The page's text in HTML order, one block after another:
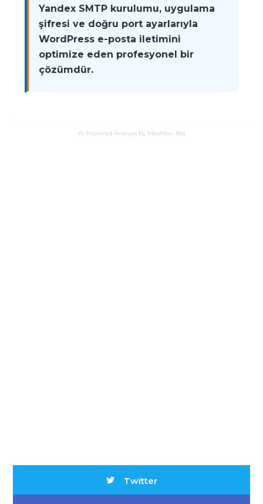
Yandex SMTP kurulumu, uygulama
şifresi ve doğru port ayarlarıyla
WordPress e-posta iletimini
optimize eden profesyonel bir
çözümdür.
AI-Powered Analysis by MeoMan Bot
Twitter